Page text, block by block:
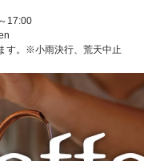
17:00
す。※小雨決行、荒天中止